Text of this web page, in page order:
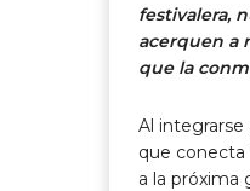
festivalera,
acerquen a
que la
Al
que conecta
a la próxima